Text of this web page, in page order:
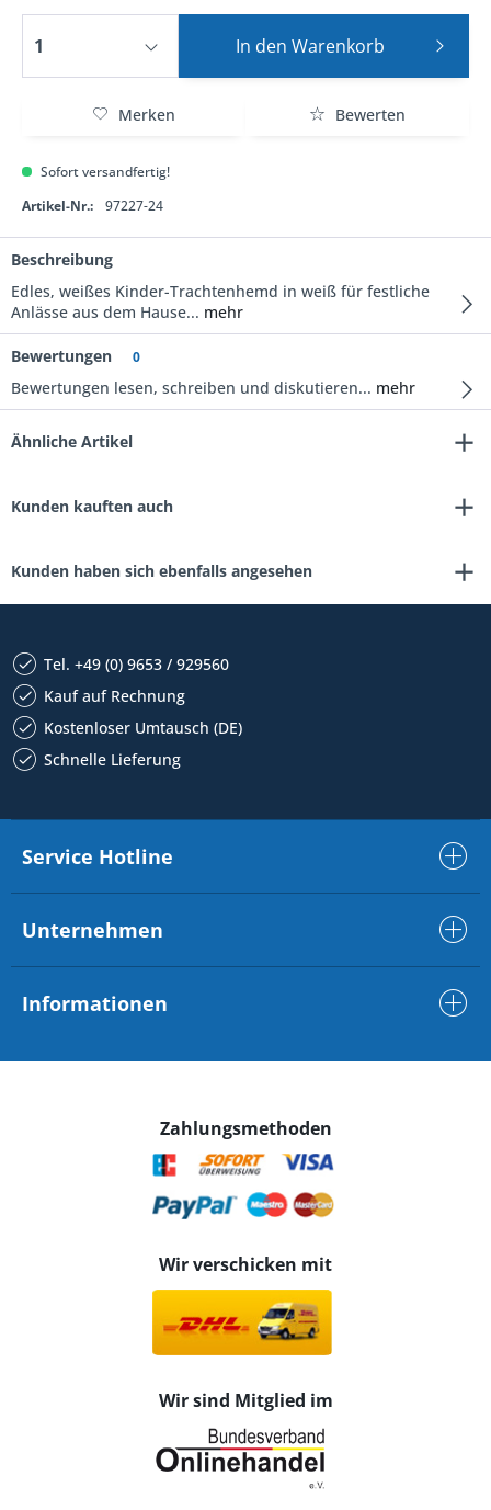
In den Warenkorb
Merken Bewerten
Sofort versandfertig!
Artikel-Nr.:
97227-24
Beschreibung
Edles, weißes Kinder-Trachtenhemd in weiß für festliche
Anlässe aus dem Hause... mehr
Bewertungen 0
Bewertungen lesen, schreiben und diskutieren... mehr
Ähnliche Artikel
Kunden kauften auch
Kunden haben sich ebenfalls angesehen
Tel. +49 (0) 9653 / 929560
Kauf auf Rechnung
Kostenloser Umtausch (DE)
Schnelle Lieferung
Service Hotline
Unternehmen
Informationen
Zahlungsmethoden
Wir verschicken mit
Wir sind Mitglied im